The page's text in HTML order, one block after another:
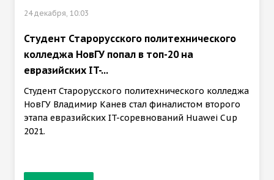
24 декабря, 10:03
Студент Старорусского политехнического
колледжа НовГУ попал в топ-20 на
евразийских IT-...
Студент Старорусского политехнического колледжа
НовГУ Владимир Канев стал финалистом второго
этапа евразийских IT-соревнований Huawei Cup
2021.